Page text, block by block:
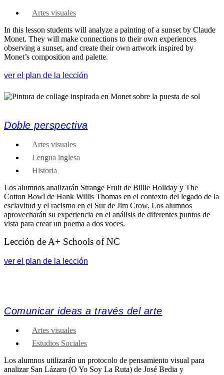
Artes visuales
In this lesson students will analyze a painting of a sunset by Claude
Monet. They will make connections to their own experiences
observing a sunset, and create their own artwork inspired by
Monet’s composition and palette.
ver el plan de la lección
Doble perspectiva
Artes visuales
Lengua inglesa
Historia
Los alumnos analizarán Strange Fruit de Billie Holiday y The
Cotton Bowl de Hank Willis Thomas en el contexto del legado de la
esclavitud y el racismo en el Sur de Jim Crow. Los alumnos
aprovecharán su experiencia en el análisis de diferentes puntos de
vista para crear un poema a dos voces.
Lección de A+ Schools of NC
ver el plan de la lección
Comunicar ideas a través del arte
Artes visuales
Estudios Sociales
Los alumnos utilizarán un protocolo de pensamiento visual para
analizar San Lázaro (O Yo Soy La Ruta) de José Bedia y